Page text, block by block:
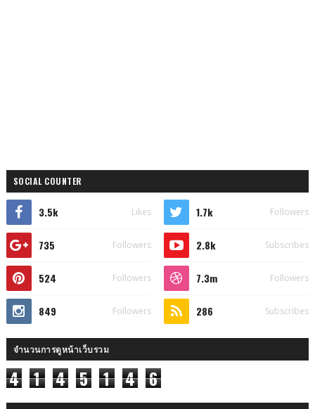
SOCIAL COUNTER
3.5k Likes 1.7k Followers
735 Followers 2.8k Subscribes
524 Followers 7.3m Followers
849 Followers 286 Subscribes
จำนวนการดูหน้าเว็บรวม
4 1 4 5 1 4 6